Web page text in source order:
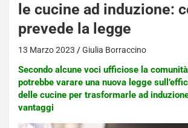
le cucine ad induzione:
prevede la legge
13 Marzo 2023 Giulia Borraccino
Secondo alcune voci ufficiose la
potrebbe varare una nuova legge
delle cucine per trasformarle ad
vantaggi